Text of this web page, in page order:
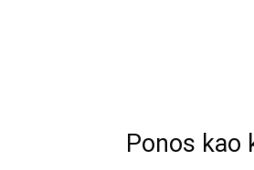
Ponos kao